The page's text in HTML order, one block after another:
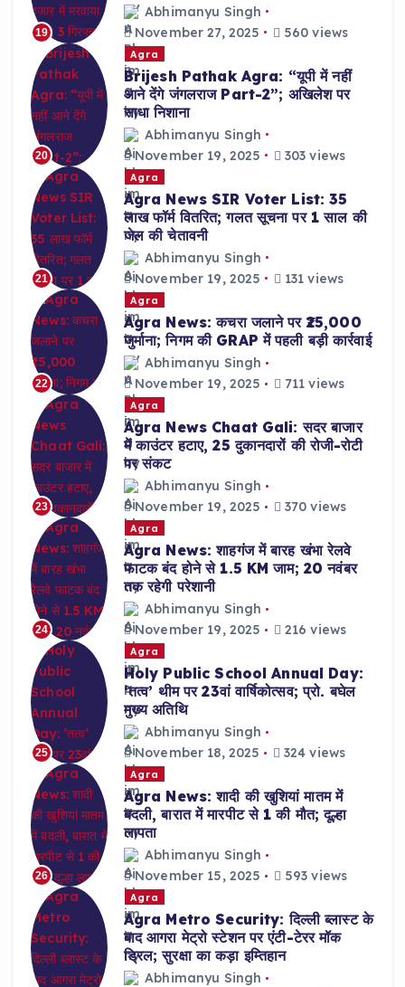
19
Abhimanyu Singh
November 27, 2025
560 views
20
Agra
Brijesh Pathak Agra: “यूपी में नहीं
आने देंगे जंगलराज Part-2”; अखिलेश पर
साधा निशाना
Abhimanyu Singh
November 19, 2025
303 views
21
Agra
Agra News SIR Voter List: 35
लाख फॉर्म वितरित; गलत सूचना पर 1 साल की
जेल की चेतावनी
Abhimanyu Singh
November 19, 2025
131 views
22
Agra
Agra News: कचरा जलाने पर ₹25,000
जुर्माना; निगम की GRAP में पहली बड़ी कार्रवाई
Abhimanyu Singh
November 19, 2025
711 views
23
Agra
Agra News Chaat Gali: सदर बाजार
में काउंटर हटाए, 25 दुकानदारों की रोजी-रोटी
पर संकट
Abhimanyu Singh
November 19, 2025
370 views
24
Agra
Agra News: शाहगंज में बारह खंभा रेलवे
फाटक बंद होने से 1.5 KM जाम; 20 नवंबर
तक रहेगी परेशानी
Abhimanyu Singh
November 19, 2025
216 views
25
Agra
Holy Public School Annual Day:
‘तत्व’ थीम पर 23वां वार्षिकोत्सव; प्रो. बघेल
मुख्य अतिथि
Abhimanyu Singh
November 18, 2025
324 views
26
Agra
Agra News: शादी की खुशियां मातम में
बदली, बारात में मारपीट से 1 की मौत; दूल्हा
लापता
Abhimanyu Singh
November 15, 2025
593 views
Agra
Agra Metro Security: दिल्ली ब्लास्ट के
बाद आगरा मेट्रो स्टेशन पर एंटी-टेरर मॉक
ड्रिल; सुरक्षा का कड़ा इम्तिहान
Abhimanyu Singh